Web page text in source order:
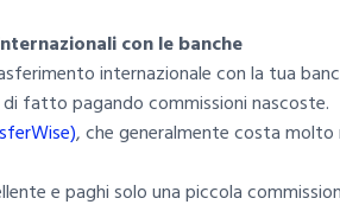
con le banche
internazionale con la tua
fatto pagando commissioni nascoste.
, che generalmente costa
e paghi solo una piccola